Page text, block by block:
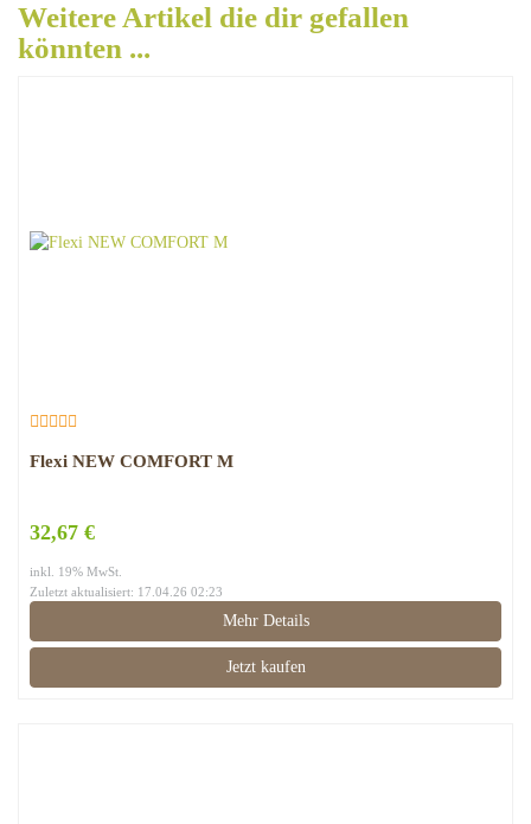
Weitere Artikel die dir gefallen
könnten ...
Flexi NEW COMFORT M
32,67 €
inkl. 19% MwSt.
Zuletzt aktualisiert: 17.04.26 02:23
Mehr Details
Jetzt kaufen